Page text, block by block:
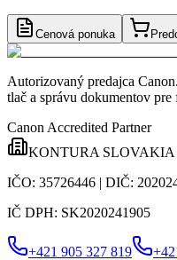
Cenová ponuka
Autorizovaný predajca Canon
tlač a správu dokumentov
Canon Accredited Partner
KONTURA SLOVAKIA
IČO: 35726446 | DIČ:
IČ DPH: SK2020241905
+421 905 327 819